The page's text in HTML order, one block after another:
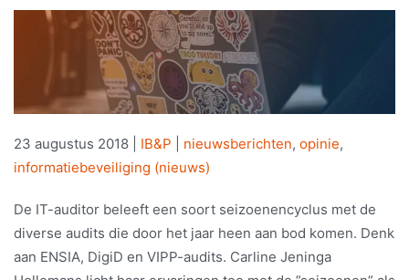
23 augustus 2018 IB&P nieuwsberichten, opinie,
informatiebeveiliging (nieuws)
De IT-auditor beleeft een soort seizoenencyclus met de
diverse audits die door het jaar heen aan bod komen. Denk
aan ENSIA, DigiD en VIPP-audits. Carline Jeninga